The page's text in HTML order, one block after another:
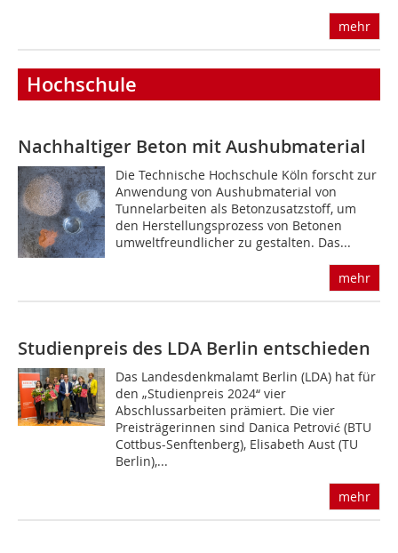
mehr
Hochschule
Nachhaltiger Beton mit Aushubmaterial
Die Technische Hochschule Köln forscht zur
Anwendung von Aushubmaterial von
Tunnelarbeiten als Betonzusatzstoff, um
den Herstellungsprozess von Betonen
umweltfreundlicher zu gestalten. Das...
mehr
Studienpreis des LDA Berlin entschieden
Das Landesdenkmalamt Berlin (LDA) hat für
den „Studienpreis 2024“ vier
Abschlussarbeiten prämiert. Die vier
Preisträgerinnen sind Danica Petrović (BTU
Cottbus-Senftenberg), Elisabeth Aust (TU
Berlin),...
mehr